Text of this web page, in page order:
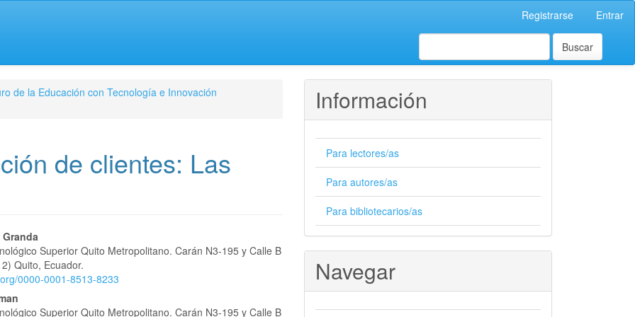
Registrarse Entrar
Buscar
de la Educación con Tecnología e Innovación
de clientes: Las
Superior Quito Metropolitano. Carán N3-195 y Calle B
Quito, Ecuador.
0000-0001-8513-8233
Superior Quito Metropolitano. Carán N3-195 y Calle B
Información
Para lectores/as
Para autores/as
Para bibliotecarios/as
Navegar